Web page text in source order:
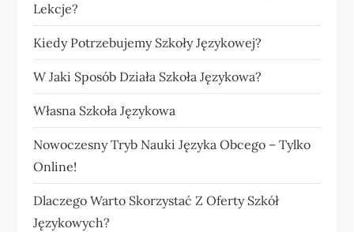
Lekcje?
Kiedy Potrzebujemy Szkoły Językowej?
W Jaki Sposób Działa Szkoła Językowa?
Własna Szkoła Językowa
Nowoczesny Tryb Nauki Języka Obcego – Tylko
Online!
Dlaczego Warto Skorzystać Z Oferty Szkół
Językowych?